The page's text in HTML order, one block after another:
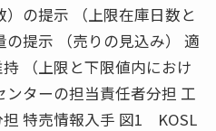
の提示 （上限在庫日数と
提示 （売りの見込み） 適
（上限と下限値内におけ
ターの担当責任者分担 工
特売情報入手 図1 KOSL